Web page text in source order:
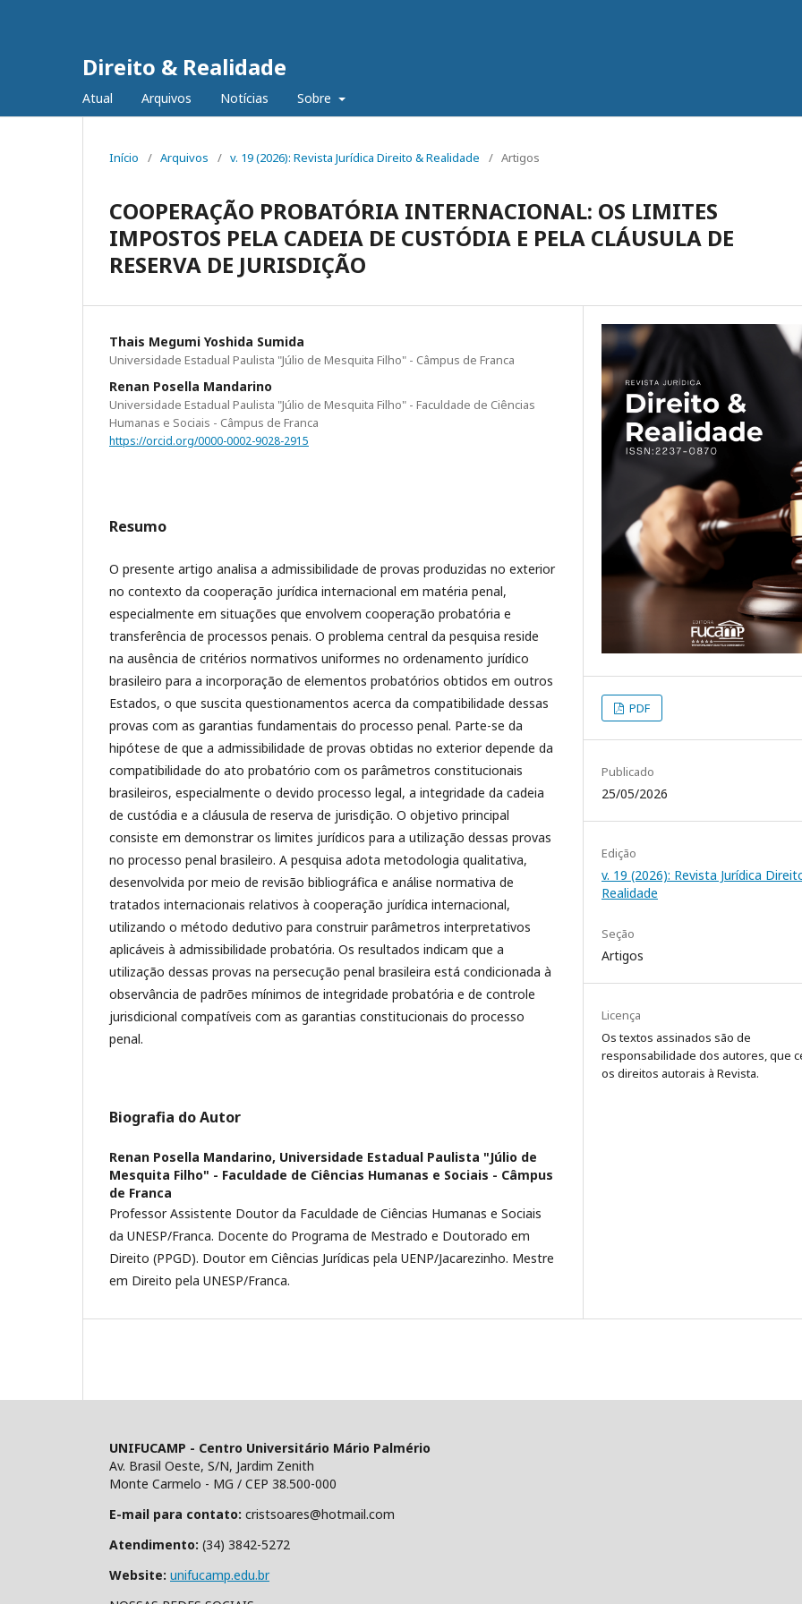
Direito & Realidade
Atual Arquivos Notícias Sobre
Início / Arquivos / v. 19 (2026): Revista Jurídica Direito & Realidade / Artigos
COOPERAÇÃO PROBATÓRIA INTERNACIONAL: OS LIMITES
IMPOSTOS PELA CADEIA DE CUSTÓDIA E PELA CLÁUSULA DE
RESERVA DE JURISDIÇÃO
Thais Megumi Yoshida Sumida
Universidade Estadual Paulista "Júlio de Mesquita Filho" - Câmpus de Franca
Renan Posella Mandarino
Universidade Estadual Paulista "Júlio de Mesquita Filho" - Faculdade de Ciências
Humanas e Sociais - Câmpus de Franca
https://orcid.org/0000-0002-9028-2915
Resumo
O presente artigo analisa a admissibilidade de provas produzidas no exterior
no contexto da cooperação jurídica internacional em matéria penal,
especialmente em situações que envolvem cooperação probatória e
transferência de processos penais. O problema central da pesquisa reside
na ausência de critérios normativos uniformes no ordenamento jurídico
brasileiro para a incorporação de elementos probatórios obtidos em outros
Estados, o que suscita questionamentos acerca da compatibilidade dessas
provas com as garantias fundamentais do processo penal. Parte-se da
hipótese de que a admissibilidade de provas obtidas no exterior depende da
compatibilidade do ato probatório com os parâmetros constitucionais
brasileiros, especialmente o devido processo legal, a integridade da cadeia
de custódia e a cláusula de reserva de jurisdição. O objetivo principal
consiste em demonstrar os limites jurídicos para a utilização dessas provas
no processo penal brasileiro. A pesquisa adota metodologia qualitativa,
desenvolvida por meio de revisão bibliográfica e análise normativa de
tratados internacionais relativos à cooperação jurídica internacional,
utilizando o método dedutivo para construir parâmetros interpretativos
aplicáveis à admissibilidade probatória. Os resultados indicam que a
utilização dessas provas na persecução penal brasileira está condicionada à
observância de padrões mínimos de integridade probatória e de controle
jurisdicional compatíveis com as garantias constitucionais do processo
penal.
Biografia do Autor
Renan Posella Mandarino, Universidade Estadual Paulista "Júlio de
Mesquita Filho" - Faculdade de Ciências Humanas e Sociais - Câmpus
de Franca
Professor Assistente Doutor da Faculdade de Ciências Humanas e Sociais
da UNESP/Franca. Docente do Programa de Mestrado e Doutorado em
Direito (PPGD). Doutor em Ciências Jurídicas pela UENP/Jacarezinho. Mestre
em Direito pela UNESP/Franca.
PDF
Publicado
25/05/2026
Edição
v. 19 (2026): Revista Jurídica
Realidade
Seção
Artigos
Licença
Os textos assinados são de
responsabilidade dos autores, que
os direitos autorais à Revista.
UNIFUCAMP - Centro Universitário Mário Palmério
Av. Brasil Oeste, S/N, Jardim Zenith
Monte Carmelo - MG / CEP 38.500-000
E-mail para contato: cristsoares@hotmail.com
Atendimento: (34) 3842-5272
Website: unifucamp.edu.br